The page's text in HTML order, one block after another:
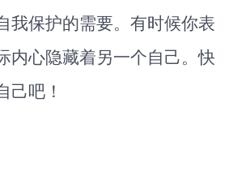
我保护的需要。有时候你表
内心隐藏着另一个自己。快
己吧！